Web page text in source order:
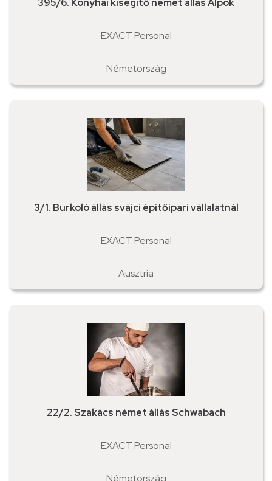
395/6. Konyhai kisegítő német állás Alpok
EXACT Personal
Németország
3/1. Burkoló állás svájci építőipari vállalatnál
EXACT Personal
Ausztria
22/2. Szakács német állás Schwabach
EXACT Personal
Németország